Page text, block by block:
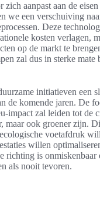
zich aanpast aan de
we een verschuiving
Deze
kosten verlagen,
op de markt te
zal dus in sterke mate
initiatieven een
de komende jaren. De
impact zal leiden tot de
maar ook groener zijn.
voetafdruk
willen
richting is onmiskenbaar
als nooit tevoren.